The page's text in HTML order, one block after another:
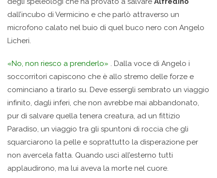
dall’incubo di Vermicino e che parlò attraverso un
microfono calato nel buio di quel buco nero con Angelo
Licheri.
«No, non riesco a prenderlo» . Dalla voce di Angelo i
soccorritori capiscono che è allo stremo delle forze e
cominciano a tirarlo su. Deve essergli sembrato un viaggio
infinito, dagli inferi, che non avrebbe mai abbandonato,
pur di salvare quella tenera creatura, ad un fittizio
Paradiso, un viaggio tra gli spuntoni di roccia che gli
squarciarono la pelle e soprattutto la disperazione per
non avercela fatta. Quando uscì all’esterno tutti
applaudirono, ma lui aveva la morte nel cuore.